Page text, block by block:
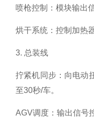
喷枪控制：模块输出
烘干系统：控制加热
3. 总装线
拧紧机同步：向电动
至30秒/车。
AGV调度：输出信号